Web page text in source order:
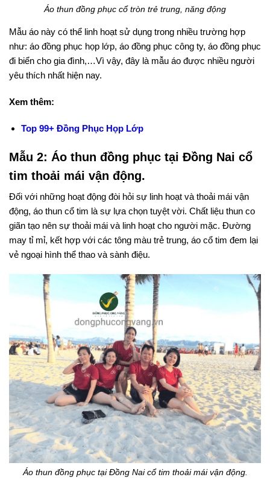
Áo thun đồng phục cổ tròn trẻ trung, năng động
Mẫu áo này có thể linh hoạt sử dụng trong nhiều trường hợp
như: áo đồng phục họp lớp, áo đồng phục công ty, áo đồng phục
đi biển cho gia đình,…Vì vậy, đây là mẫu áo được nhiều người
yêu thích nhất hiện nay.
Xem thêm:
Top 99+ Đồng Phục Họp Lớp
Mẫu 2: Áo thun đồng phục tại Đồng Nai cổ
tim thoải mái vận động.
Đối với những hoạt động đòi hỏi sự linh hoạt và thoải mái vận
động, áo thun cổ tim là sự lựa chọn tuyệt vời. Chất liệu thun co
giãn tạo nên sự thoải mái và linh hoạt cho người mặc. Đường
may tỉ mỉ, kết hợp với các tông màu trẻ trung, áo cổ tim đem lại
vẻ ngoại hình thể thao và sành điệu.
Áo thun đồng phục tại Đồng Nai cổ tim thoải mái vận động.